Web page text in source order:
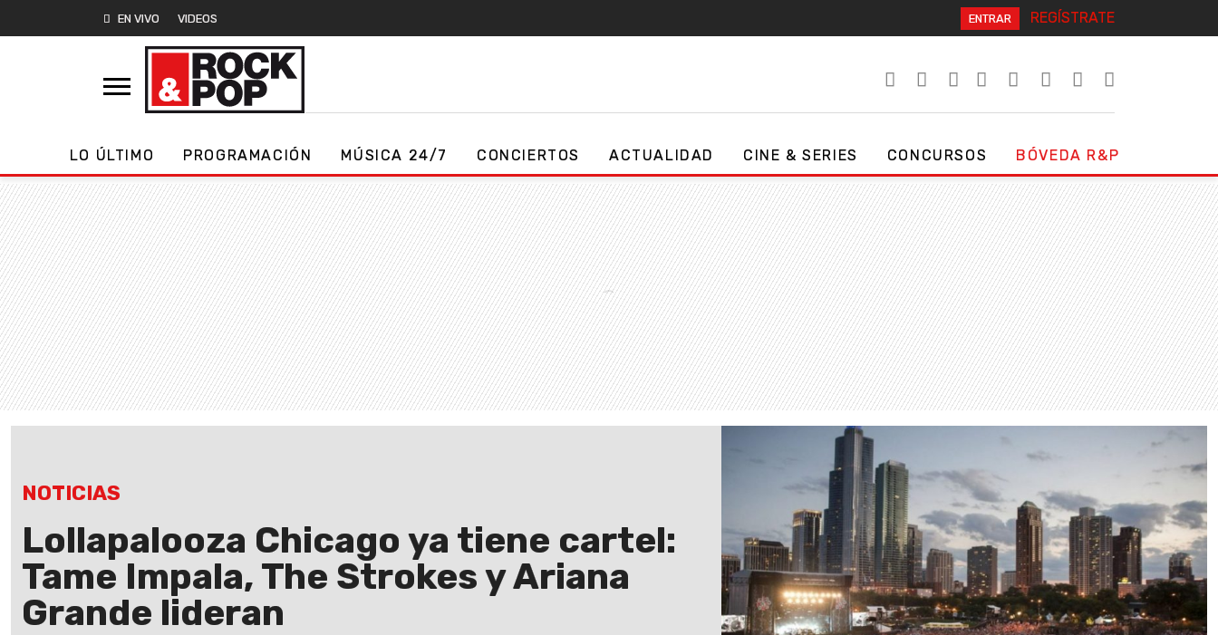
EN VIVO VIDEOS ENTRAR REGÍSTRATE
LO ÚLTIMO PROGRAMACIÓN MÚSICA 24/7 CONCIERTOS ACTUALIDAD CINE & SERIES CONCURSOS BÓVEDA R&P
NOTICIAS
Lollapalooza Chicago ya tiene cartel:
Tame Impala, The Strokes y Ariana
Grande lideran